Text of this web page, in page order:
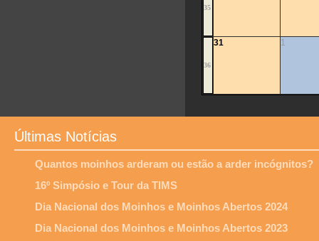
35
36
31 1
Últimas Notícias
Quantos moinhos arderam ou estão a arder incógnitos?
16º Simpósio e Tour da TIMS
Dia Nacional dos Moinhos e Moinhos Abertos 2024
Dia Nacional dos Moinhos e Moinhos Abertos 2023